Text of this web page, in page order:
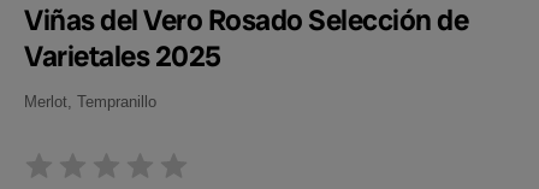
Viñas del Vero Rosado Selección de
Varietales 2025
Merlot, Tempranillo